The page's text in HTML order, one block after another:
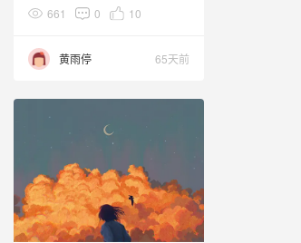
661 0 10
黄雨停 65天前